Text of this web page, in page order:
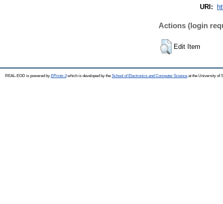
URI:
Actions (login
Edit Item
REAL-EOD is powered by EPrints 3which is developed by the School of Electronics and Computer Science at the University of